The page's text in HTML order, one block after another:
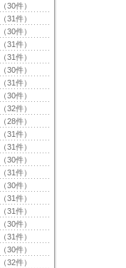
（30件）
（31件）
（30件）
（31件）
（31件）
（30件）
（31件）
（30件）
（32件）
（28件）
（31件）
（31件）
（30件）
（31件）
（30件）
（31件）
（31件）
（30件）
（31件）
（30件）
（32件）